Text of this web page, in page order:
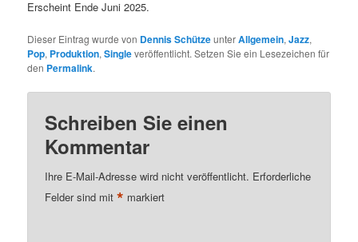
Erscheint Ende Juni 2025.
Dieser Eintrag wurde von Dennis SchützeunterAllgemein,Jazz,
Pop, Produktion,Singleveröffentlicht. Setzen Sie ein Lesezeichen für
den Permalink.
Schreiben Sie einen
Kommentar
Ihre E-Mail-Adresse wird nicht veröffentlicht. Erforderliche
Felder sind mit* markiert